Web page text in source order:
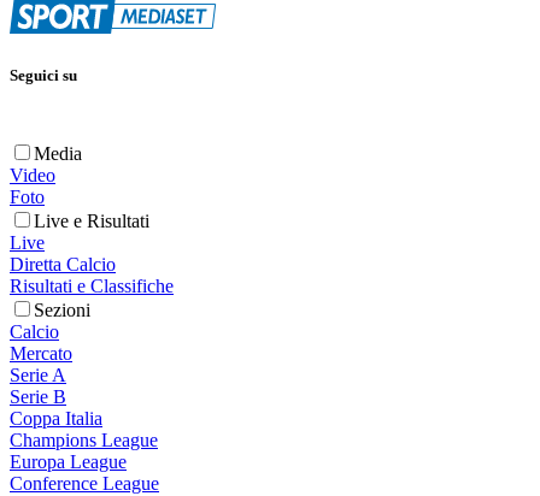
Seguici su
Media
Video
Foto
Live e Risultati
Live
Diretta Calcio
Risultati e Classifiche
Sezioni
Calcio
Mercato
Serie A
Serie B
Coppa Italia
Champions League
Europa League
Conference League